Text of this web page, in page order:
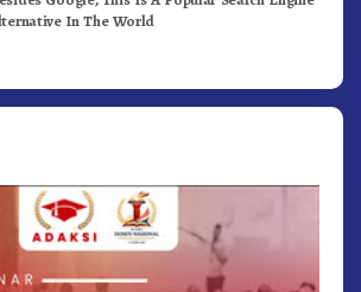
In The World